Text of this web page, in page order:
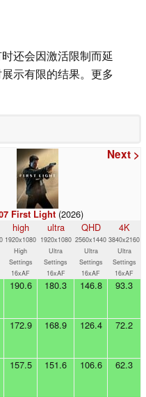
还会因激活限制而延
示有限的结果。更多
Next >
First Light (2026)
high
1920x1080
High
Settings
16xAF
ultra
1920x1080
Ultra
Settings
16xAF
QHD
2560x1440
Ultra
Settings
16xAF
4K
3840x2160
Ultra
Settings
16xAF
190.6 180.3 146.8 93.3
172.9 168.9 126.4 72.2
157.5 151.6 106.6 62.3